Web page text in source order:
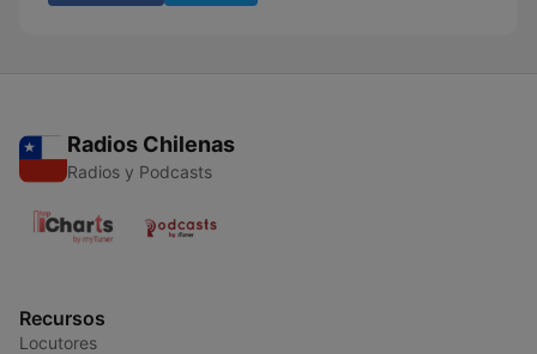
Radios Chilenas
Radios y Podcasts
Recursos
Locutores